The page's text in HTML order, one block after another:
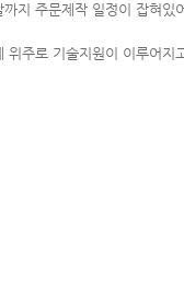
지 주문제작 일정이 잡혀있
위주로 기술지원이 이루어지